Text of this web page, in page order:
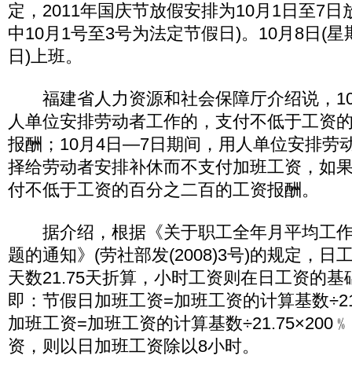
定，2011年国庆节放假安排为10月1日至7日
中10月1号至3号为法定节假日)。10月8日(星
日)上班。
福建省人力资源和社会保障厅介绍说，
人单位安排劳动者工作的，支付不低于工资
报酬；10月4日—7日期间，用人单位安排劳
择给劳动者安排补休而不支付加班工资，如
付不低于工资的百分之二百的工资报酬。
据介绍，根据《关于职工全年月平均工
题的通知》(劳社部发(2008)3号)的规定，日
天数21.75天折算，小时工资则在日工资的基
即：节假日加班工资=加班工资的计算基数
加班工资=加班工资的计算基数
资，则以日加班工资除以8小时。